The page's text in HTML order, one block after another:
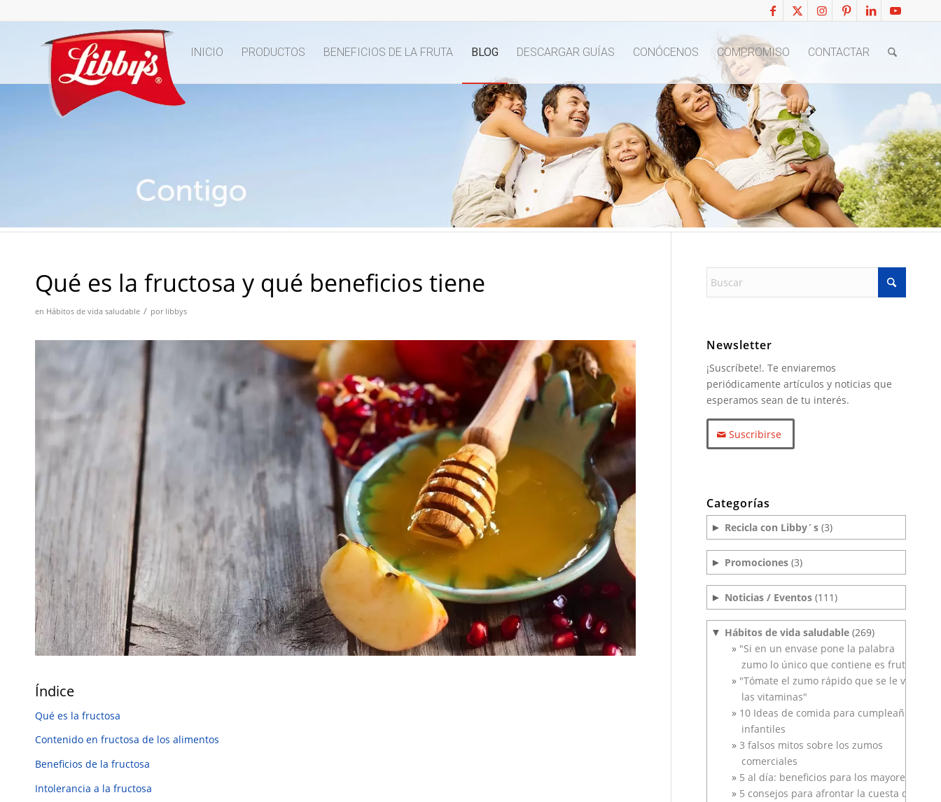
INICIO PRODUCTOS BENEFICIOS DE LA FRUTA BLOG DESCARGAR GUÍAS CONÓCENOS COMPROMISO CONTACTAR
Qué es la fructosa y qué beneficios tiene
en Hábitos de vida saludable / por libbys
Índice
Qué es la fructosa
Contenido en fructosa de los alimentos
Beneficios de la fructosa
Intolerancia a la fructosa
Newsletter
¡Suscríbete!. Te enviaremos
periódicamente artículos y noticias que
esperamos sean de tu interés.
Suscribirse
Categorías
► Recicla con Libby´s (3)
► Promociones (3)
► Noticias / Eventos (111)
▼ Hábitos de vida saludable (269)
"Si en un envase pone la palabra
zumo lo único que contiene es fruta"
"Tómate el zumo rápido que se le van
las vitaminas"
10 Ideas de comida para cumpleaños
infantiles
3 falsos mitos sobre los zumos
comerciales
5 al día: beneficios para los mayores
5 consejos para afrontar la cuesta de